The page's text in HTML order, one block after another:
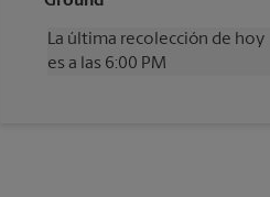
Viernes
Sábado
3:00 PM
Domingo
Sin Recolección
La última recolección de hoy
es a las 6:00 PM